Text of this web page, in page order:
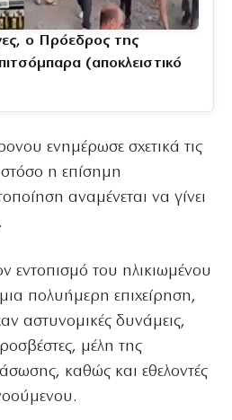
ο Πρόεδρος της
(αποκλειστικό
ενημέρωσε σχετικά τις
η επίσημη
αναμένεται να γίνει
εντοπισμό του ηλικιωμένου
πολυήμερη επιχείρηση,
αστυνομικές δυνάμεις,
μέλη της
καθώς και εθελοντές